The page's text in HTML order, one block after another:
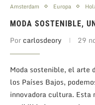
Amsterdam Europa
MODA SOSTENIBLE,
Por carlosdeory 29
Moda sostenible, el arte
los Países Bajos,
innovadora cultura. Esta